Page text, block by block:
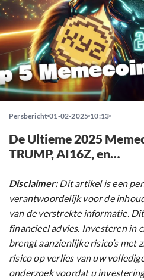
Persbericht 01-02-2025 10:13
De Ultieme 2025
TRUMP, AI16Z, en…
Disclaimer:Dit artikel is een
verantwoordelijk voor de
van de verstrekte informatie.
financieel advies. Investeren in
brengt aanzienlijke risico’s met
risico op verlies van uw
onderzoek voordat u